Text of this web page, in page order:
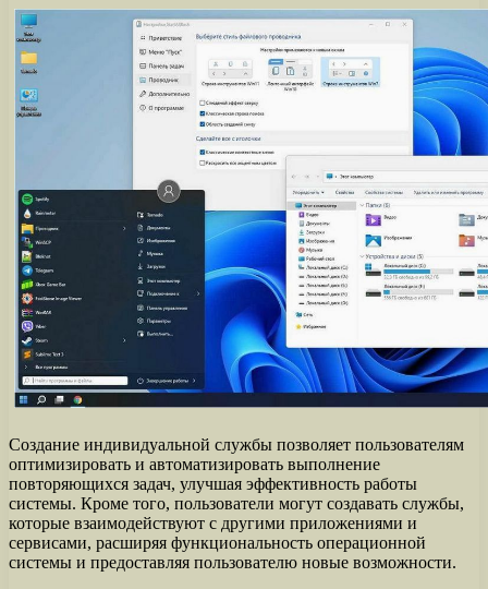
Создание индивидуальной службы позволяет пользователям
оптимизировать и автоматизировать выполнение
повторяющихся задач, улучшая эффективность работы
системы. Кроме того, пользователи могут создавать службы,
которые взаимодействуют с другими приложениями и
сервисами, расширяя функциональность операционной
системы и предоставляя пользователю новые возможности.